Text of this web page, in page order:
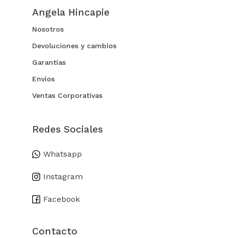
Angela Hincapie
Nosotros
Devoluciones y cambios
Garantías
Envíos
Ventas Corporativas
Redes Sociales
Whatsapp
Instagram
Facebook
Contacto